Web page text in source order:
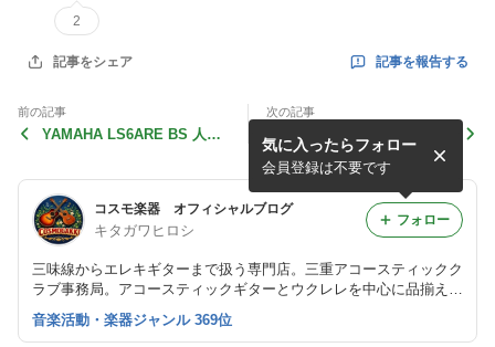
2
記事をシェア 記事を報告する
前の記事
YAMAHA LS6ARE BS 人気
次の記事
ピアノ弾き語り教室、開講し
ます。
コスモ楽器 オフィシャルブログ
キタガワヒロシ
三味線からエレキギターまで扱う専門店。三重アコースティックク
ラブ事務局。アコースティックギターとウクレレを中心に品揃えし
ています。楽器の上手な選び方からおもしろ情報をご紹介していき
ます。
気に入ったらフォロー
会員登録は不要です
フォロー
音楽活動・楽器ジャンル 369位